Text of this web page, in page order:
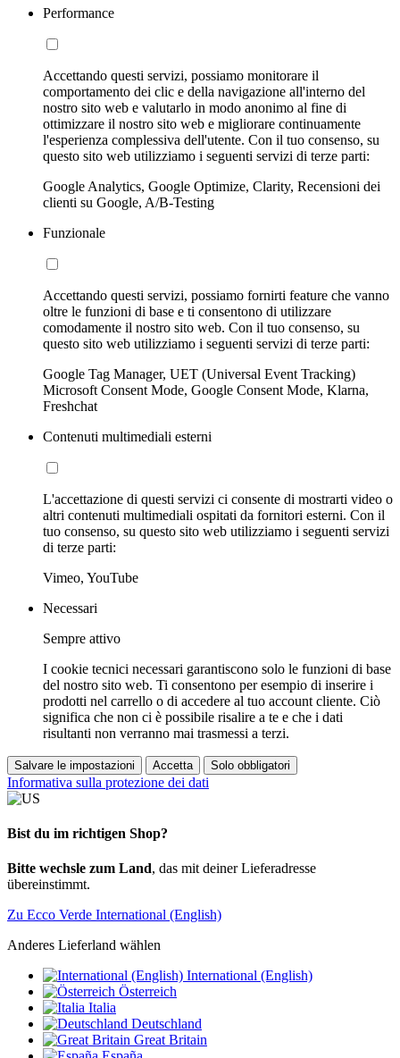
Performance
Accettando questi servizi, possiamo monitorare il
comportamento dei clic e della navigazione all'interno del
nostro sito web e valutarlo in modo anonimo al fine di
ottimizzare il nostro sito web e migliorare continuamente
l'esperienza complessiva dell'utente. Con il tuo consenso, su
questo sito web utilizziamo i seguenti servizi di terze parti:
Google Analytics, Google Optimize, Clarity, Recensioni dei
clienti su Google, A/B-Testing
Funzionale
Accettando questi servizi, possiamo fornirti feature che vanno
oltre le funzioni di base e ti consentono di utilizzare
comodamente il nostro sito web. Con il tuo consenso, su
questo sito web utilizziamo i seguenti servizi di terze parti:
Google Tag Manager, UET (Universal Event Tracking)
Microsoft Consent Mode, Google Consent Mode, Klarna,
Freshchat
Contenuti multimediali esterni
L'accettazione di questi servizi ci consente di mostrarti video o
altri contenuti multimediali ospitati da fornitori esterni. Con il
tuo consenso, su questo sito web utilizziamo i seguenti servizi
di terze parti:
Vimeo, YouTube
Necessari
Sempre attivo
I cookie tecnici necessari garantiscono solo le funzioni di base
del nostro sito web. Ti consentono per esempio di inserire i
prodotti nel carrello o di accedere al tuo account cliente. Ciò
significa che non ci è possibile risalire a te e che i dati
risultanti non verranno mai trasmessi a terzi.
Salvare le impostazioni Accetta Solo obbligatori
Informativa sulla protezione dei dati
Bist du im richtigen Shop?
Bitte wechsle zum Land, das mit deiner Lieferadresse
übereinstimmt.
Zu Ecco Verde International (English)
Anderes Lieferland wählen
International (English)
Österreich
Italia
Deutschland
Great Britain